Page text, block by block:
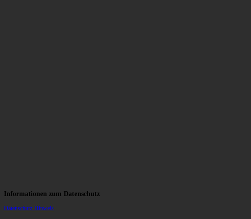
Informationen zum Datenschutz
Datenschutz-Hinweis